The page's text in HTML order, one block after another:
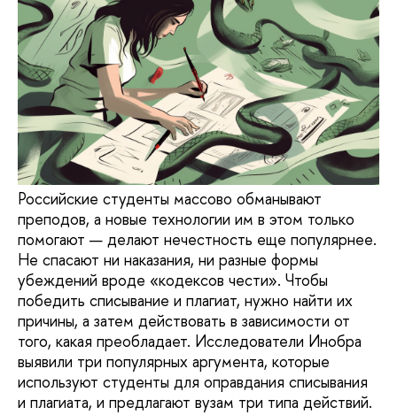
Российские студенты массово обманывают
преподов, а новые технологии им в этом только
помогают — делают нечестность еще популярнее.
Не спасают ни наказания, ни разные формы
убеждений вроде «кодексов чести». Чтобы
победить списывание и плагиат, нужно найти их
причины, а затем действовать в зависимости от
того, какая преобладает. Исследователи Инобра
выявили три популярных аргумента, которые
используют студенты для оправдания списывания
и плагиата, и предлагают вузам три типа действий.